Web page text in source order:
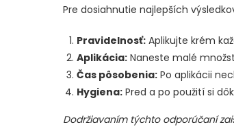
Pre dosiahnutie najlepších
Pravidelnosť: Aplikujte krém
Aplikácia: Naneste malé
Čas pôsobenia: Po aplikácii
Hygiena: Pred a po použití si
Dodržiavaním týchto odporúčaní